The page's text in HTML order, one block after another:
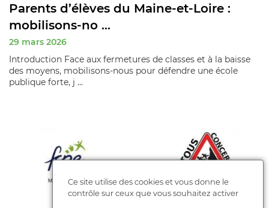
Parents d’élèves du Maine-et-Loire :
mobilisons‑no ...
29 mars 2026
Introduction Face aux fermetures de classes et à la baisse
des moyens, mobilisons‑nous pour défendre une école
publique forte, j ...
Ce site utilise des cookies et vous donne le
contrôle sur ceux que vous souhaitez activer